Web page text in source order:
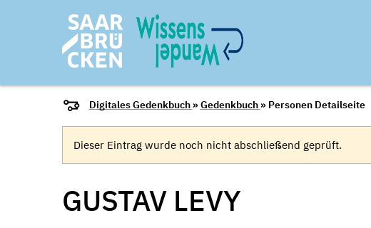
Digitales Gedenkbuch »Gedenkbuch » Personen Detailseite
Dieser Eintrag wurde noch nicht abschließend geprüft.
GUSTAV LEVY